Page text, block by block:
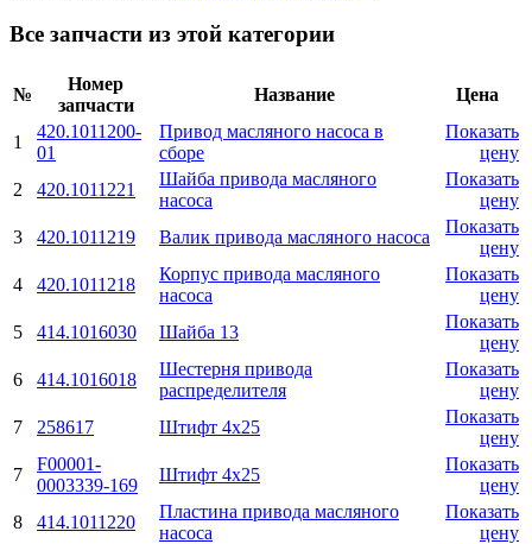
Все запчасти из этой категории
№
Номер
запчасти
Название Цена
1
420.1011200-
01
Привод масляного насоса в
сборе
Показать
цену
2
420.1011221
Шайба привода масляного
насоса
Показать
цену
3
420.1011219 Валик привода масляного насоса
Показать
цену
4
420.1011218
Корпус привода масляного
насоса
Показать
цену
5
414.1016030 Шайба 13
Показать
цену
6
414.1016018
Шестерня привода
распределителя
Показать
цену
7
258617 Штифт 4х25
Показать
цену
7
F00001-
0003339-169
Штифт 4х25
Показать
цену
8
414.1011220
Пластина привода масляного
насоса
Показать
цену